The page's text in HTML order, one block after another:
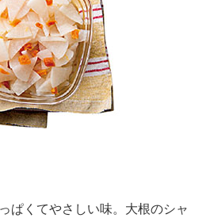
ぱくてやさしい味。大根のシャ